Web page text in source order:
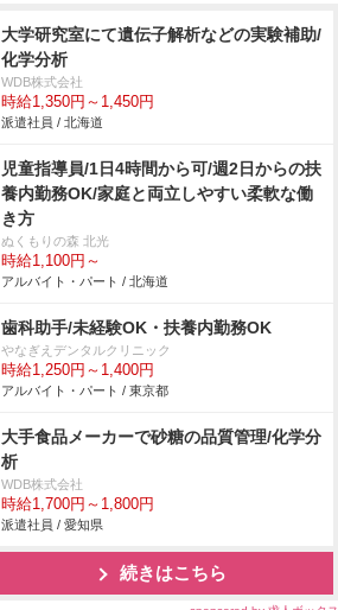
大学研究室にて遺伝子解析などの実験補助/
化学分析
WDB株式会社
時給1,350円～1,450円
派遣社員 / 北海道
児童指導員/1日4時間から可/週2日からの扶
養内勤務OK/家庭と両立しやすい柔軟な働
き方
ぬくもりの森 北光
時給1,100円～
アルバイト・パート / 北海道
歯科助手/未経験OK・扶養内勤務OK
なぎえデンタルクリニック
時給1,250円～1,400円
アルバイト・パート / 東京都
大手食品メーカーで砂糖の品質管理/化学分
析
WDB株式会社
時給1,700円～1,800円
派遣社員 / 愛知県
続きはこちら